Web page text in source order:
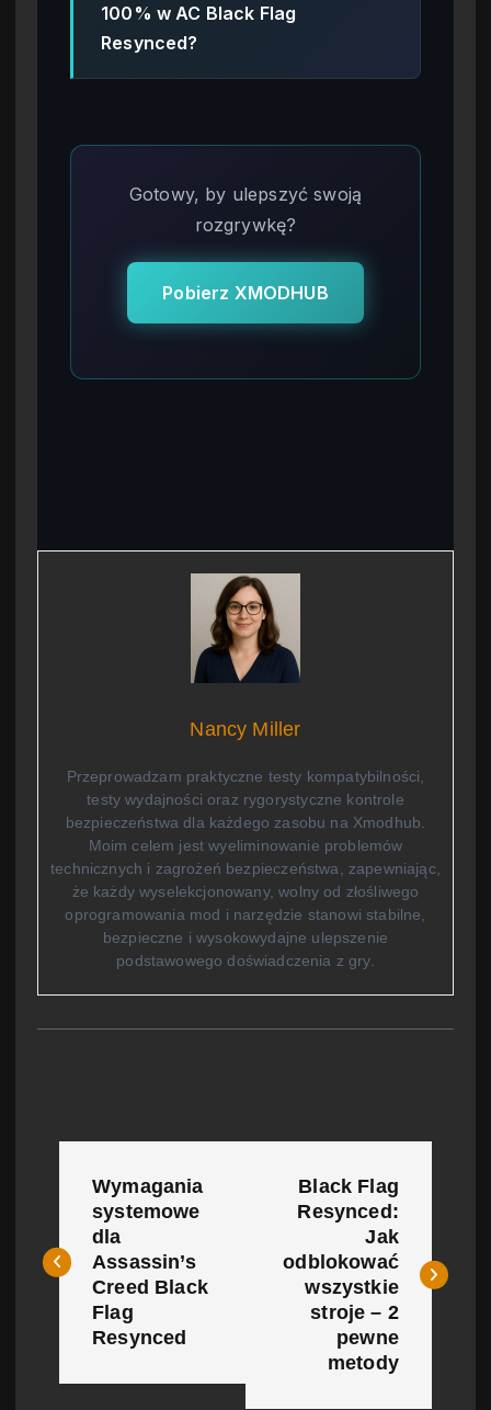
100% w AC Black Flag
Resynced?
Gotowy, by ulepszyć swoją
rozgrywkę?
Pobierz XMODHUB
Nancy Miller
Przeprowadzam praktyczne testy kompatybilności,
testy wydajności oraz rygorystyczne kontrole
bezpieczeństwa dla każdego zasobu na Xmodhub.
Moim celem jest wyeliminowanie problemów
technicznych i zagrożeń bezpieczeństwa, zapewniając,
że każdy wyselekcjonowany, wolny od złośliwego
oprogramowania mod i narzędzie stanowi stabilne,
bezpieczne i wysokowydajne ulepszenie
podstawowego doświadczenia z gry.
w
Wymagania
systemowe
dla
Assassin’s
Creed Black
Flag
Resynced
Black Flag
Resynced:
Jak
odblokować
wszystkie
stroje – 2
pewne
metody